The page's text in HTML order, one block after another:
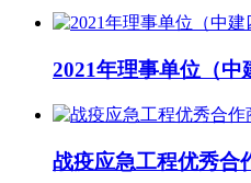
2021年理事单位（中
战疫应急工程优秀合